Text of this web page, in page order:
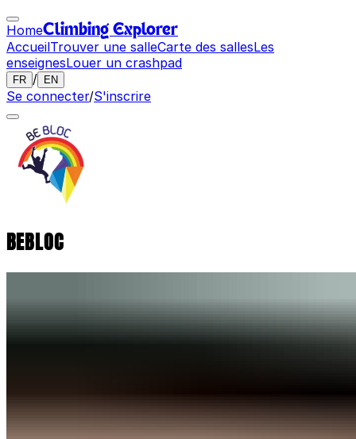
HomeClimbing Explorer
AccueilTrouver une salleCarte des sallesLes
enseignesLouer un crashpad
FR / EN
Se connecter/S'inscrire
BEBLOC